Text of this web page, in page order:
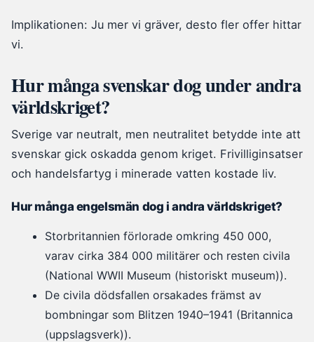
Implikationen: Ju mer vi gräver, desto fler offer hittar
vi.
Hur många svenskar dog under andra
världskriget?
Sverige var neutralt, men neutralitet betydde inte att
svenskar gick oskadda genom kriget. Frivilliginsatser
och handelsfartyg i minerade vatten kostade liv.
Hur många engelsmän dog i andra världskriget?
Storbritannien förlorade omkring 450 000,
varav cirka 384 000 militärer och resten civila
(National WWII Museum (historiskt museum)).
De civila dödsfallen orsakades främst av
bombningar som Blitzen 1940–1941 (Britannica
(uppslagsverk)).